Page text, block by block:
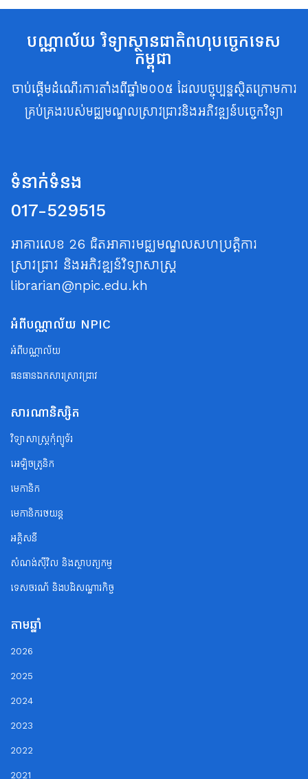
បណ្ណាល័យ វិទ្យាស្ថានជាតិពហុបច្ចេកទេស
កម្ពុជា
ចាប់ផ្តើមដំណើរការតាំងពីឆ្នាំ២០០៥ ដែលបច្ចុប្បន្នស្ថិតក្រោមការ
គ្រប់គ្រងរបស់មជ្ឈមណ្ឌលស្រាវជ្រាវនិងអភិវឌ្ឍន៍បច្ចេកវិទ្យា
ទំនាក់ទំនង
017-529515
អាគារលេខ 26 ជិតអាគារមជ្ឈមណ្ឌលសហប្រត្តិការ
ស្រាវជ្រាវ និងអភិវឌ្ឍន៍វិទ្យាសាស្ត្រ
librarian@npic.edu.kh
អំពីបណ្ណាល័យ NPIC
អំពីបណ្ណាល័យ
ធនធានឯកសារស្រាវជ្រាវ
សារណានិស្សិត
វិទ្យាសាស្ត្រកុំព្យូទ័រ
អេឡិចត្រូនិក
មេកានិក
មេកានិករថយន្ត
អគ្គិសនី
សំណង់ស៊ីវិល និងស្ថាបត្យកម្ម
ទេសចរណ័ និងបដិសណ្ឋារកិច្ច
តាមឆ្នាំ
2026
2025
2024
2023
2022
2021